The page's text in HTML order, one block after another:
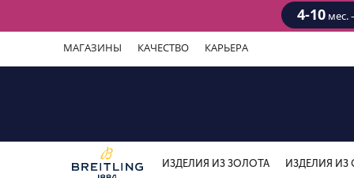
4-10мес.
МАГАЗИНЫ КАЧЕСТВО КАРЬЕРА
ИЗДЕЛИЯ ИЗ ЗОЛОТА ИЗДЕЛИЯ ИЗ